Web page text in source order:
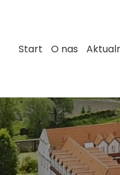
Start O nas